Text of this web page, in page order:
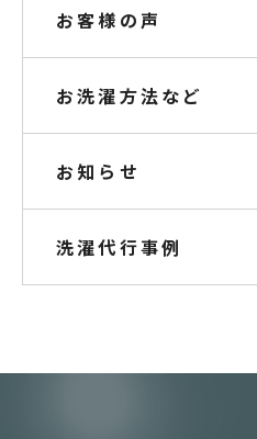
お客様の声
お洗濯方法など
お知らせ
洗濯代行事例